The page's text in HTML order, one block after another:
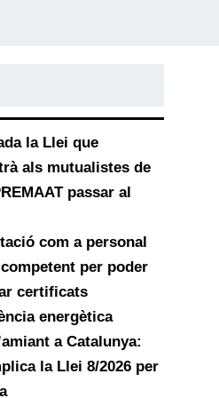
la Llei que
als mutualistes de
passar al
com a personal
per poder
certificats
energètica
a Catalunya:
la Llei 8/2026 per